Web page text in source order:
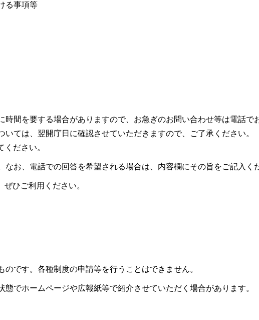
る事項等
間を要する場合がありますので、お急ぎのお問い合わせ等は電話で
ては、翌開庁日に確認させていただきますので、ご了承ください。
ださい。
お、電話での回答を希望される場合は、内容欄にその旨をご記入く
ひご利用ください。
です。各種制度の申請等を行うことはできません。
でホームページや広報紙等で紹介させていただく場合があります。